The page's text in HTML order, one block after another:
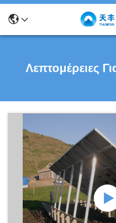
Λεπτομέρειες